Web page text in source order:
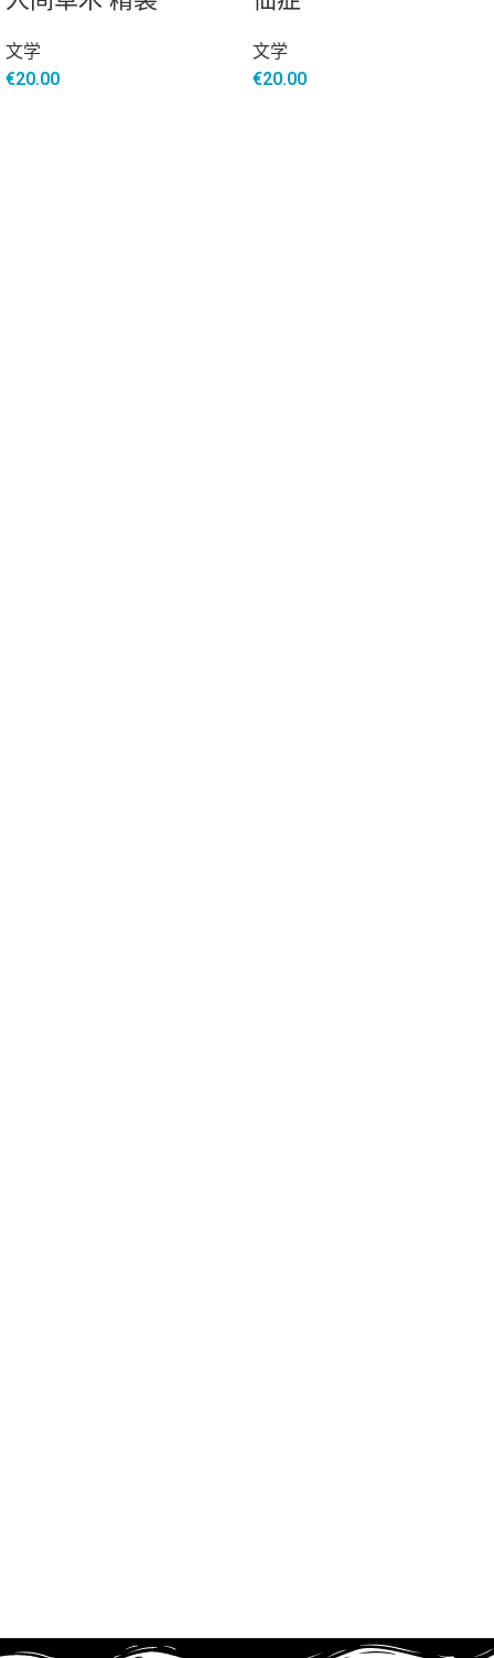
文学
€20.00
文学
€20.00